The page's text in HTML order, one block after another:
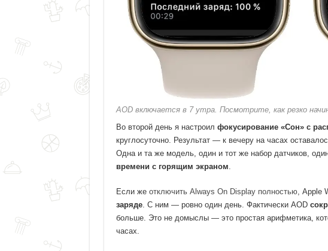
AOD включается в 7 утра. Посмотрите, как резко
Во второй день я настроил фокусирование «Сон» с
круглосуточно. Результат — к вечеру на часах
Одна и та же модель, один и тот же набор датчиков,
времени с горящим экраном.
Если же отключить Always On Display полностью, Apple
заряде. С ним — ровно один день. Фактически AOD
больше. Это не домыслы — это простая арифметика,
часах.